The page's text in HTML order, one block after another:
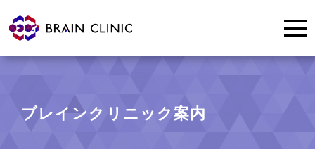
ブレインクリニック案内